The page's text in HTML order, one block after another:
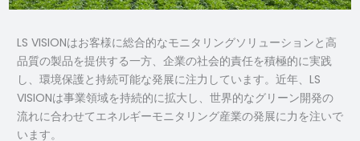
LS VISIONはお客様に総合的なモニタリングソリューションと高
品質の製品を提供する一方、企業の社会的責任を積極的に実践
し、環境保護と持続可能な発展に注力しています。近年、LS
VISIONは事業領域を持続的に拡大し、世界的なグリーン開発の
流れに合わせてエネルギーモニタリング産業の発展に力を注いで
います。